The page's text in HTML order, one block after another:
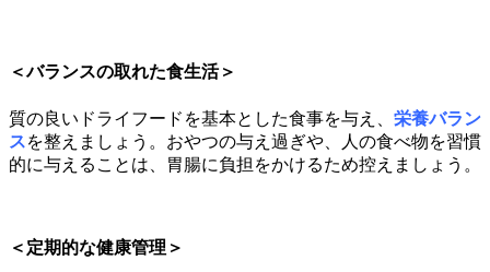
＜バランスの取れた食生活＞
質の良いドライフードを基本とした食事を与え、 栄養バラン
スを整えましょう。おやつの与え過ぎや、人の食べ物を習慣
的に与えることは、胃腸に負担をかけるため控えましょう。
＜定期的な健康管理＞